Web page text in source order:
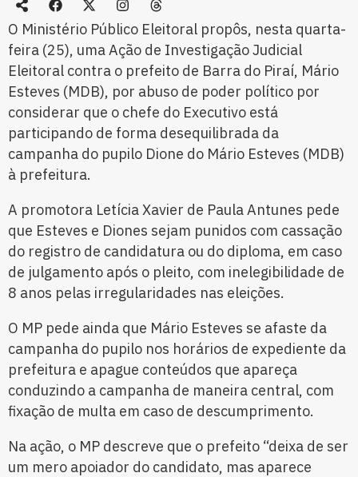
O Ministério Público Eleitoral propôs, nesta quarta-
feira (25), uma Ação de Investigação Judicial
Eleitoral contra o prefeito de Barra do Piraí, Mário
Esteves (MDB), por abuso de poder político por
considerar que o chefe do Executivo está
participando de forma desequilibrada da
campanha do pupilo Dione do Mário Esteves (MDB)
à prefeitura.
A promotora Letícia Xavier de Paula Antunes pede
que Esteves e Diones sejam punidos com cassação
do registro de candidatura ou do diploma, em caso
de julgamento após o pleito, com inelegibilidade de
8 anos pelas irregularidades nas eleições.
O MP pede ainda que Mário Esteves se afaste da
campanha do pupilo nos horários de expediente da
prefeitura e apague conteúdos que apareça
conduzindo a campanha de maneira central, com
fixação de multa em caso de descumprimento.
Na ação, o MP descreve que o prefeito “deixa de ser
um mero apoiador do candidato, mas aparece